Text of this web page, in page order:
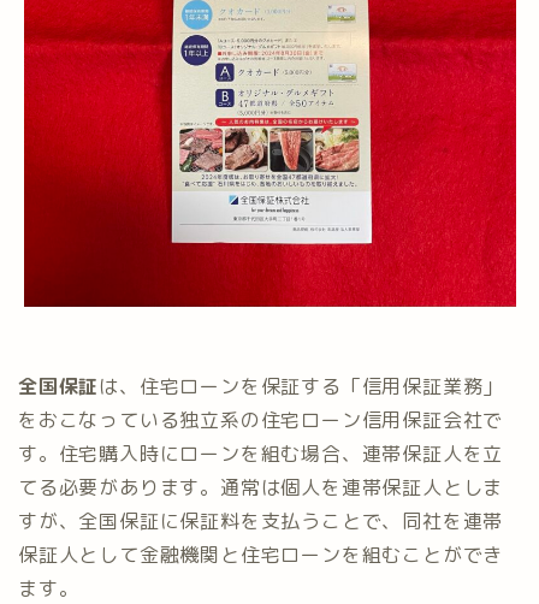
全国保証は、住宅ローンを保証する「信用保証業務」
をおこなっている独立系の住宅ローン信用保証会社で
す。住宅購入時にローンを組む場合、連帯保証人を立
てる必要があります。通常は個人を連帯保証人としま
すが、全国保証に保証料を支払うことで、同社を連帯
保証人として金融機関と住宅ローンを組むことができ
ます。